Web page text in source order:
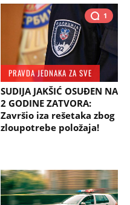
1
PRAVDA JEDNAKA ZA SVE
SUDIJA JAKŠIĆ OSUĐEN NA
2 GODINE ZATVORA:
Završio iza rešetaka zbog
zloupotrebe položaja!